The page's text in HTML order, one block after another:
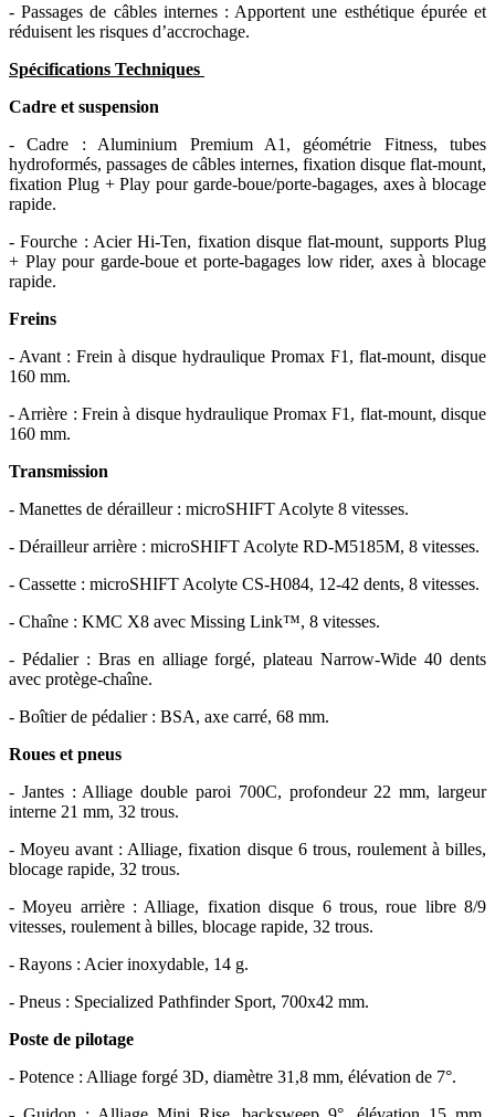
- Passages de câbles internes : Apportent une esthétique épurée et
réduisent les risques d’accrochage.
Spécifications Techniques
Cadre et suspension
- Cadre : Aluminium Premium A1, géométrie Fitness, tubes
hydroformés, passages de câbles internes, fixation disque flat-mount,
fixation Plug + Play pour garde-boue/porte-bagages, axes à blocage
rapide.
- Fourche : Acier Hi-Ten, fixation disque flat-mount, supports Plug
+ Play pour garde-boue et porte-bagages low rider, axes à blocage
rapide.
Freins
- Avant : Frein à disque hydraulique Promax F1, flat-mount, disque
160 mm.
- Arrière : Frein à disque hydraulique Promax F1, flat-mount, disque
160 mm.
Transmission
- Manettes de dérailleur : microSHIFT Acolyte 8 vitesses.
- Dérailleur arrière : microSHIFT Acolyte RD-M5185M, 8 vitesses.
- Cassette : microSHIFT Acolyte CS-H084, 12-42 dents, 8 vitesses.
- Chaîne : KMC X8 avec Missing Link™, 8 vitesses.
- Pédalier : Bras en alliage forgé, plateau Narrow-Wide 40 dents
avec protège-chaîne.
- Boîtier de pédalier : BSA, axe carré, 68 mm.
Roues et pneus
- Jantes : Alliage double paroi 700C, profondeur 22 mm, largeur
interne 21 mm, 32 trous.
- Moyeu avant : Alliage, fixation disque 6 trous, roulement à billes,
blocage rapide, 32 trous.
- Moyeu arrière : Alliage, fixation disque 6 trous, roue libre 8/9
vitesses, roulement à billes, blocage rapide, 32 trous.
- Rayons : Acier inoxydable, 14 g.
- Pneus : Specialized Pathfinder Sport, 700x42 mm.
Poste de pilotage
- Potence : Alliage forgé 3D, diamètre 31,8 mm, élévation de 7°.